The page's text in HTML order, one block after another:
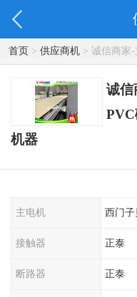
首页> 供应商机> 诚信商家-
共挤木饰面生产机器
诚信
机器
主电机 西门
接触器 正泰
断路器 正泰